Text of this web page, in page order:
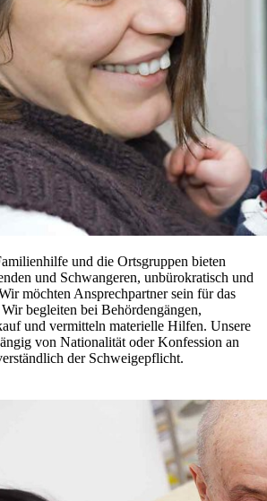
und die Ortsgruppen bieten
und Schwangeren, unbürokratisch und
möchten Ansprechpartner sein für das
begleiten bei Behördengängen,
und vermitteln materielle Hilfen. Unsere
von Nationalität oder Konfession an
der Schweigepflicht.